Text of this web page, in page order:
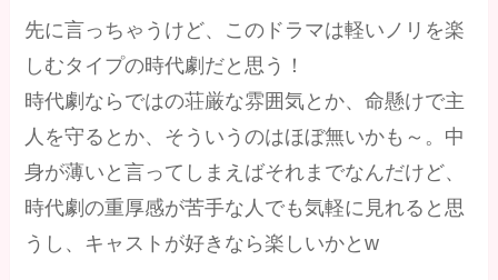
先に言っちゃうけど、このドラマは軽いノリを楽
しむタイプの時代劇だと思う！
時代劇ならではの荘厳な雰囲気とか、命懸けで主
人を守るとか、そういうのはほぼ無いかも～。中
身が薄いと言ってしまえばそれまでなんだけど、
時代劇の重厚感が苦手な人でも気軽に見れると思
うし、キャストが好きなら楽しいかとw